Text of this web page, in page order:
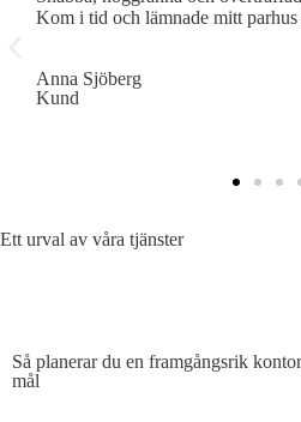
Kom i tid och lämnade mitt
Anna Sjöberg
Kund
Ett urval av våra tjänster
Så planerar du en framgångsrik
mål